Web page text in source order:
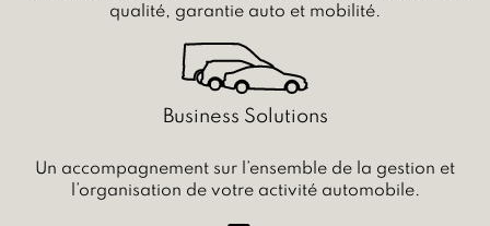
qualité, garantie auto et mobilité.
Business Solutions
Un accompagnement sur l’ensemble de la gestion et
l’organisation de votre activité automobile.